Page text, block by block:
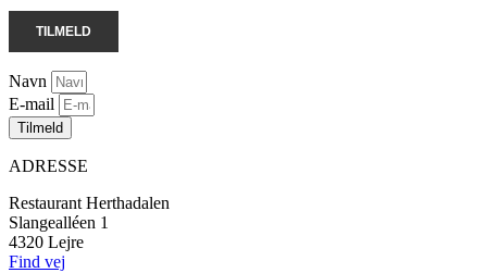
Navn
E-mail
Tilmeld
ADRESSE
Restaurant Herthadalen
Slangealléen 1
4320 Lejre
Find vej